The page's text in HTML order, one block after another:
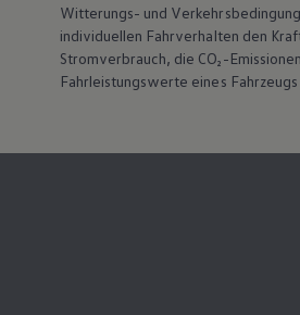
Witterungs- und
individuellen Fahrverhalten den
Stromverbrauch, die CO₂-
Fahrleistungswerte eines